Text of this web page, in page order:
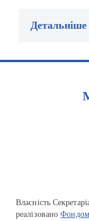
Детальніше
Власність
реалізованоФондом